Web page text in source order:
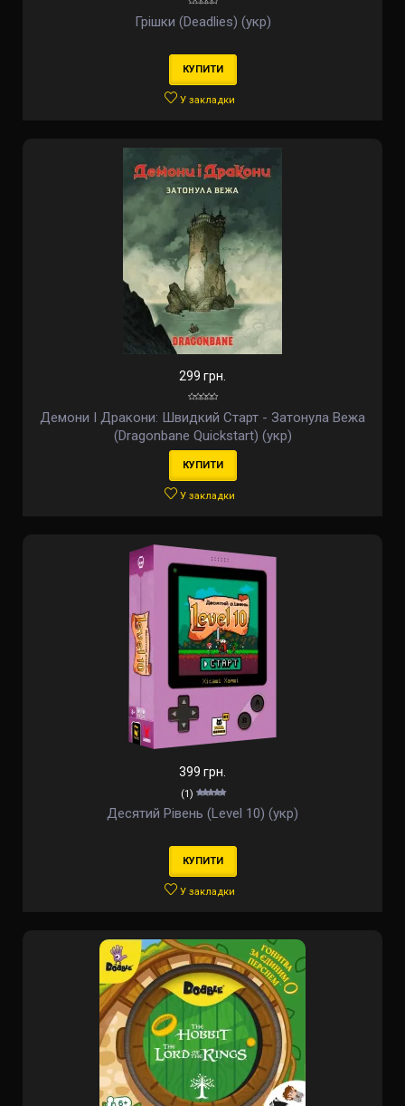
Грішки (Deadlies) (укр)
КУПИТИ
У закладки
299 грн.
Демони І Дракони: Швидкий Cтарт - Затонула Вежа
(Dragonbane Quickstart) (укр)
КУПИТИ
У закладки
399 грн.
(1)
Десятий Рівень (Level 10) (укр)
КУПИТИ
У закладки